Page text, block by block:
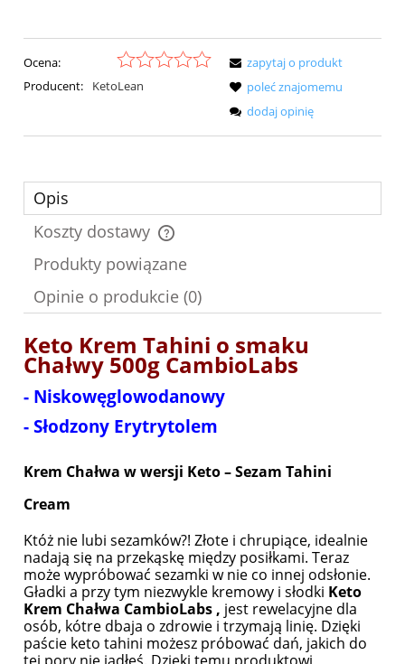
Ocena:
Producent:
KetoLean
zapytaj o produkt
poleć znajomemu
dodaj opinię
Opis
Koszty dostawy
Cena nie zawiera ewentualnych kosztów płatności
Produkty powiązane
Opinie o produkcie (0)
Keto Krem Tahini o smaku
Chałwy 500g CambioLabs
- Niskowęglowodanowy
- Słodzony Erytrytolem
Krem Chałwa w wersji Keto – Sezam Tahini
Cream
Któż nie lubi sezamków?! Złote i chrupiące, idealnie
nadają się na przekąskę między posiłkami. Teraz
może wypróbować sezamki w nie co innej odsłonie.
Gładki a przy tym niezwykle kremowy i słodki Keto
Krem Chałwa CambioLabs , jest rewelacyjne dla
osób, kótre dbaja o zdrowie i trzymają linię. Dzięki
paście keto tahini możesz próbować dań, jakich do